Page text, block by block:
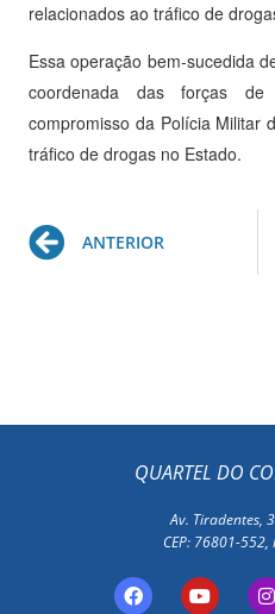
relacionados ao tráfico de
Essa operação bem-sucedida
coordenada das forças
compromisso da Polícia Militar
tráfico de drogas no Estado.
Prev
ANTERIOR
QUARTEL DO
Av. Tiradentes,
CEP: 76801-
F
a
Y
o
I
n